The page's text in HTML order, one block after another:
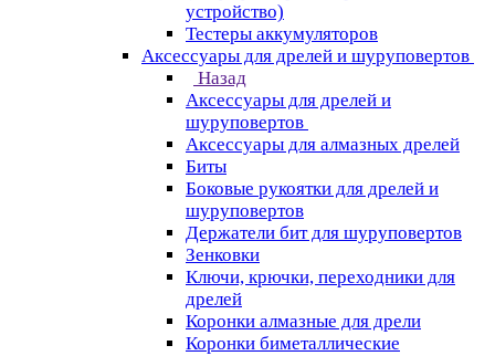
устройство)
Тестеры аккумуляторов
Аксессуары для дрелей и шуруповертов
Назад
Аксессуары для дрелей и
шуруповертов
Аксессуары для алмазных дрелей
Биты
Боковые рукоятки для дрелей и
шуруповертов
Держатели бит для шуруповертов
Зенковки
Ключи, крючки, переходники для
дрелей
Коронки алмазные для дрели
Коронки биметаллические